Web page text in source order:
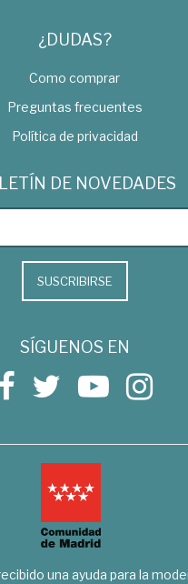
¿DUDAS?
Como comprar
Preguntas frecuentes
Política de privacidad
DE NOVEDADES
SUSCRIBIRSE
SÍGUENOS EN
una ayuda para la